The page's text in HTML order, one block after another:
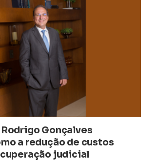
Gonçalves
a redução de custos
judicial